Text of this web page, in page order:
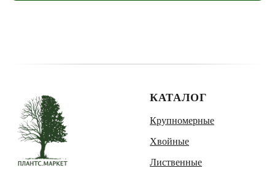
КАТАЛОГ
Крупномерные
Хвойные
Лиственные